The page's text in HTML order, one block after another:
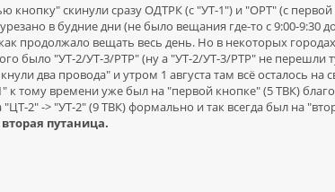
кнопку" скинули сразу ОДТРК (с "УТ-1") и "ОРТ" (с
в будние дни (не было вещания где-то с 9:00-9:30
продолжало вещать весь день. Но в некоторых
было "УТ-2/УТ-3/РТР" (ну а "УТ-2/УТ-3/РТР" не перешли
два провода" и утром 1 августа там всё осталось на
тому времени уже был на "первой кнопке" (5 ТВК)
2" -> "УТ-2" (9 ТВК) формально и так всегда был на
путаница.